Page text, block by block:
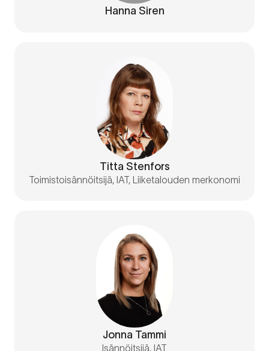
Hanna Siren
Titta Stenfors
Toimistoisännöitsijä, IAT, Liiketalouden merkonomi
Jonna Tammi
Isännöitsijä, IAT